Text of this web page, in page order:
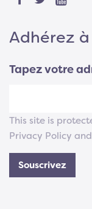
Adhérez
Tapez votre
This site is
Privacy Policy and
Souscrivez